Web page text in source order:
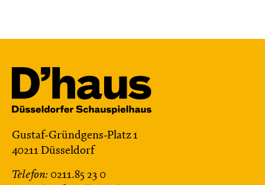
Gustaf-Gründgens-Platz 1
40211 Düsseldorf
Telefon: 0211.85 23 0